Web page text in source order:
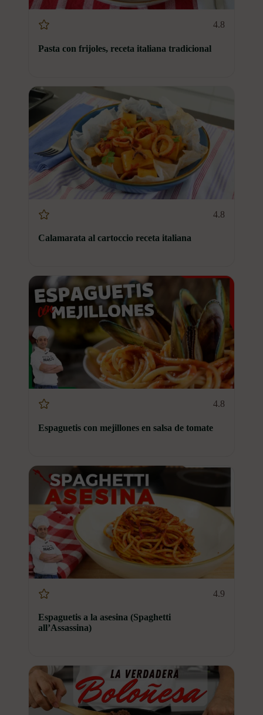
4.8
Pasta con frijoles, receta italiana tradicional
4.8
Calamarata al cartoccio receta italiana
4.8
Espaguetis con mejillones en salsa de tomate
4.9
Espaguetis a la asesina (Spaghetti
all’Assassina)